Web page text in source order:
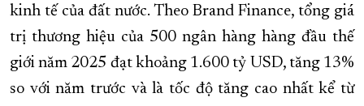
kinh tế của đất nước. Theo Brand Finance, tổng giá
trị thương hiệu của 500 ngân hàng hàng đầu thế
giới năm 2025 đạt khoảng 1.600 tỷ USD, tăng 13%
so với năm trước và là tốc độ tăng cao nhất kể từ